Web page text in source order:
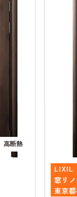
高断熱
LIXIL
窓リ
東京都